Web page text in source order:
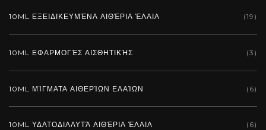
10ML ΕΞΕΙΔΙΚΕΥΜΈΝΑ ΑΙΘΈΡΙΑ ΈΛΑΙΑ (19)
10ML ΕΦΑΡΜΟΓΈΣ ΑΙΣΘΗΤΙΚΉΣ (3)
10ML ΜΊΓΜΑΤΑ ΑΙΘΕΡΊΩΝ ΕΛΑΊΩΝ (6)
10ML ΥΔΑΤΟΔΙΑΛΥΤΆ ΑΙΘΈΡΙΑ ΈΛΑΙΑ (6)